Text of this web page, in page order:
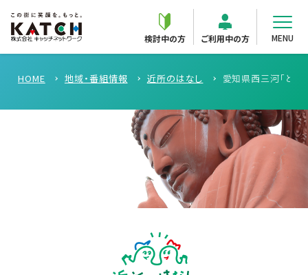
検討中の方 ご利用中の方 MENU
HOME 地域・番組情報 近所のはなし 愛知県西三河「どで